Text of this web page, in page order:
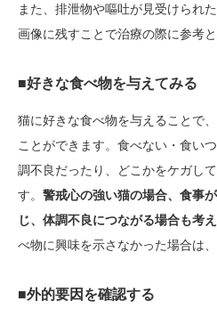
また、排泄物や嘔吐が見受けられ
画像に残すことで治療の際に参考と
■好きな食べ物を与えてみる
猫に好きな食べ物を与えることで
ことができます。食べない・食い
調不良だったり、どこかをケガし
す。 警戒心の強い猫の場合、食事
じ、体調不良につながる場合も考え
べ物に興味を示さなかった場合は
■外的要因を確認する